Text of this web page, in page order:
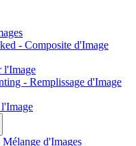
- Composite d'Image
l'Image
- Remplissage d'Image
d'Images